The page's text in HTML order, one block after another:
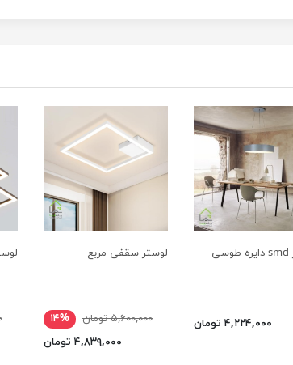
۴,۲۲۴,۰۰۰ تومان
لوستر سقفی مربع
۵,۶۰۰,۰۰۰ تومان
۱۴%
۴,۸۳۹,۰۰۰ تومان